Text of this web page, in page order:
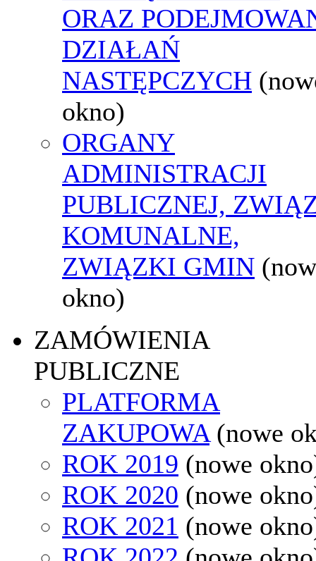
ORAZ
DZIAŁAŃ
NASTĘPCZYCH
okno)
ORGANY
ADMINISTRACJI
PUBLICZNEJ,
KOMUNALNE,
ZWIĄZKI GMIN
okno)
ZAMÓWIENIA
PUBLICZNE
PLATFORMA
ZAKUPOWA (nowe
ROK 2019 (nowe
ROK 2020 (nowe
ROK 2021 (nowe